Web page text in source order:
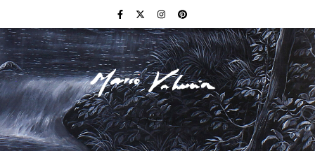
F I N E A R T